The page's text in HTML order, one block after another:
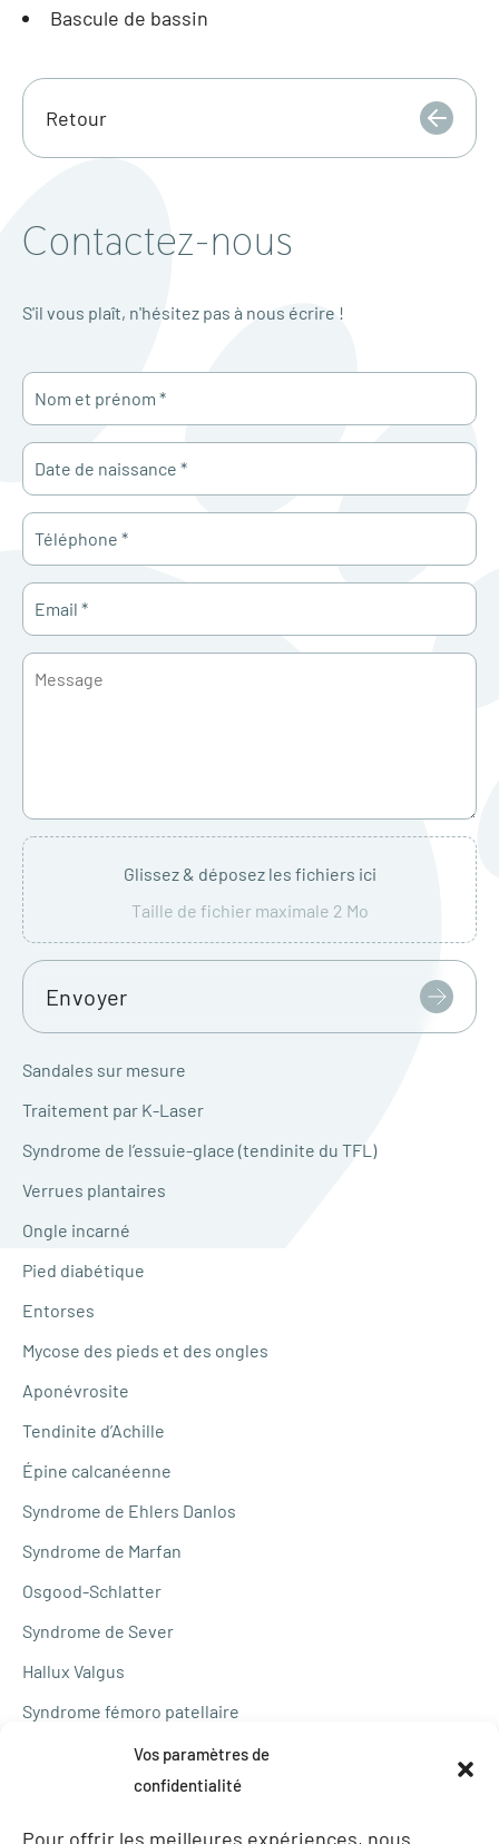
Vos paramètres de
confidentialité
Pour offrir les meilleures expériences, nous
Bascule de bassin
Retour
Contactez-nous
S'il vous plaît, n'hésitez pas à nous écrire !
Glissez & déposez les fichiers ici
Taille de fichier maximale 2 Mo
Sandales sur mesure
Traitement par K-Laser
Syndrome de l’essuie-glace (tendinite du TFL)
Verrues plantaires
Ongle incarné
Pied diabétique
Entorses
Mycose des pieds et des ongles
Aponévrosite
Tendinite d’Achille
Épine calcanéenne
Syndrome de Ehlers Danlos
Syndrome de Marfan
Osgood-Schlatter
Syndrome de Sever
Hallux Valgus
Syndrome fémoro patellaire
Bascule de bassin
Syndrome de la patte d’oie
Tendinites du long fibulaire ou du tibial postérieur